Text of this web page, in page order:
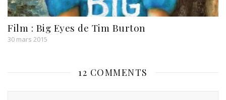
Film : Big Eyes de Tim Burton
30 mars 2015
12 COMMENTS